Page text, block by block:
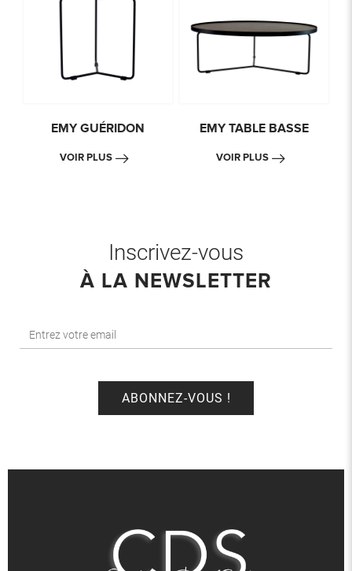
EMY GUÉRIDON
VOIR PLUS
EMY TABLE BASSE
VOIR PLUS
Inscrivez-vous
À LA NEWSLETTER